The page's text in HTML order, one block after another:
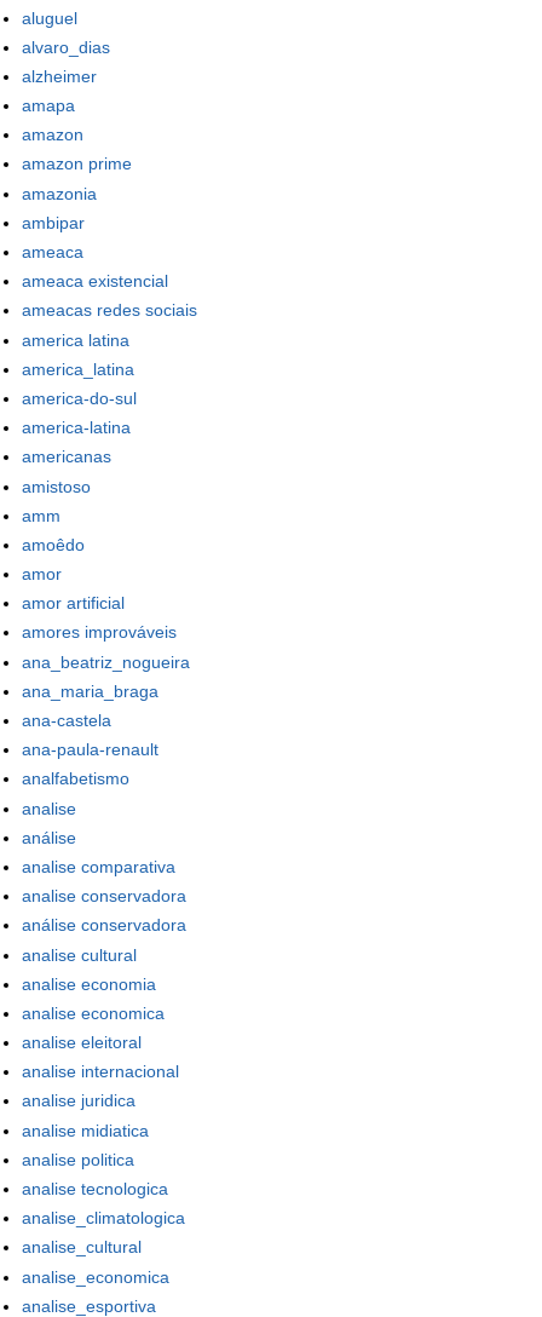
aluguel
alvaro_dias
alzheimer
amapa
amazon
amazon prime
amazonia
ambipar
ameaca
ameaca existencial
ameacas redes sociais
america latina
america_latina
america-do-sul
america-latina
americanas
amistoso
amm
amoêdo
amor
amor artificial
amores improváveis
ana_beatriz_nogueira
ana_maria_braga
ana-castela
ana-paula-renault
analfabetismo
analise
análise
analise comparativa
analise conservadora
análise conservadora
analise cultural
analise economia
analise economica
analise eleitoral
analise internacional
analise juridica
analise midiatica
analise politica
analise tecnologica
analise_climatologica
analise_cultural
analise_economica
analise_esportiva